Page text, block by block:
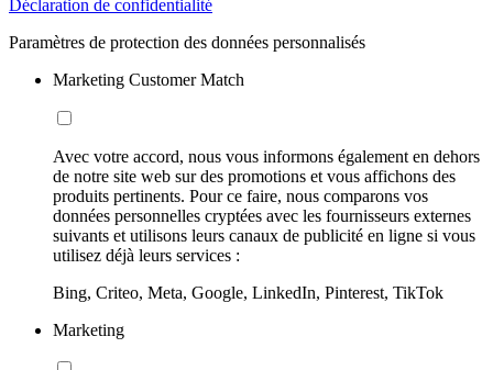
Déclaration de confidentialité
Paramètres de protection des données personnalisés
Marketing Customer Match
Avec votre accord, nous vous informons également en dehors
de notre site web sur des promotions et vous affichons des
produits pertinents. Pour ce faire, nous comparons vos
données personnelles cryptées avec les fournisseurs externes
suivants et utilisons leurs canaux de publicité en ligne si vous
utilisez déjà leurs services :
Bing, Criteo, Meta, Google, LinkedIn, Pinterest, TikTok
Marketing